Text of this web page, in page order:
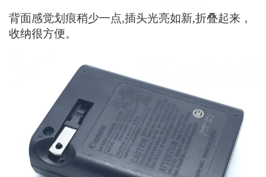
背面感觉划痕稍少一点,插头光亮如新,折叠起来，
收纳很方便。